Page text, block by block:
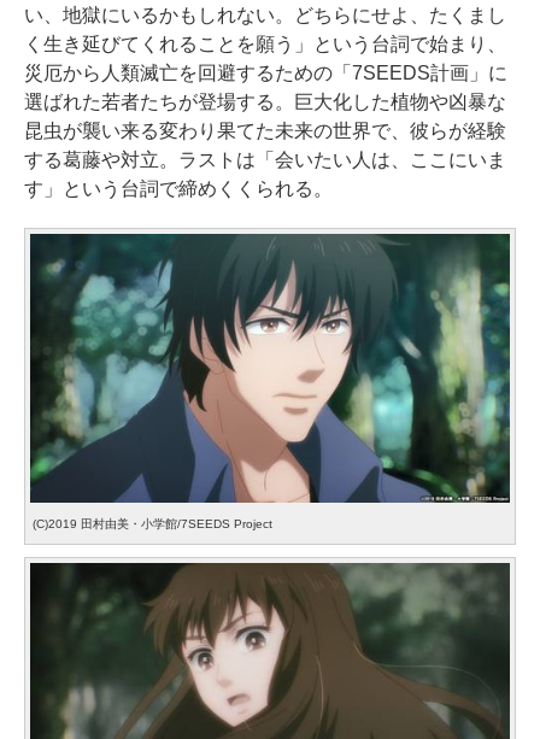
い、地獄にいるかもしれない。どちらにせよ、たくまし
く生き延びてくれることを願う」という台詞で始まり、
災厄から人類滅亡を回避するための「7SEEDS計画」に
選ばれた若者たちが登場する。巨大化した植物や凶暴な
昆虫が襲い来る変わり果てた未来の世界で、彼らが経験
する葛藤や対立。ラストは「会いたい人は、ここにいま
す」という台詞で締めくくられる。
(C)2019 田村由美・小学館/7SEEDS Project